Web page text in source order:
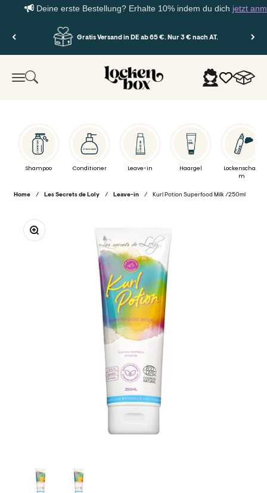
Deine erste Bestellung? Erhalte 10% indem du dichjetzt
Zum Inhalt springen
Gratis Versand in DE ab 65 €. Nur 3 € nach AT.
MenüSuche Lockenbox.com Anmelden
Shampoo Conditioner Leave-in Haargel
Lockenschau
m
Home / Les Secrets de Loly / Leave-in / Kurl Potion Superfood Milk /250ml
Bild vergrößern